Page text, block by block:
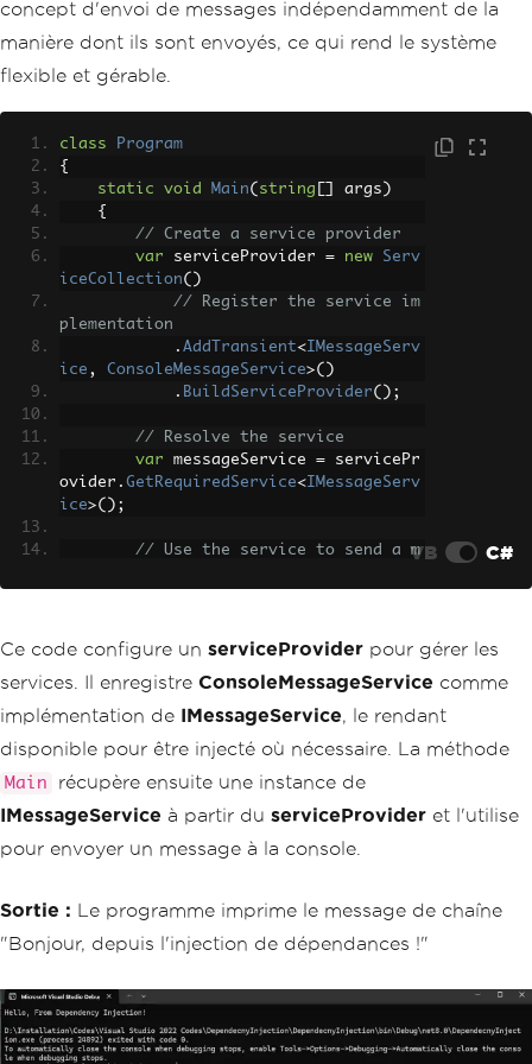
concept d'envoi de messages indépendamment de la
manière dont ils sont envoyés, ce qui rend le système
flexible et gérable.
class
Program
{
static
void Main( string args )
{
// Create a service provider
var serviceProvider = new
Serv
iceCollection()
// Register the service im
plementation
. AddTransient< IMessageServ
ice , ConsoleMessageService>()
. BuildServiceProvider();
// Resolve the service
var messageService = servicePr
ovider . GetRequiredService< IMessageServ
ice>();
// Use the service to send a mVB C#
Ce code configure un serviceProvider pour gérer les
services. Il enregistre ConsoleMessageService comme
implémentation de IMessageService, le rendant
disponible pour être injecté où nécessaire. La méthode
Main
récupère ensuite une instance de
IMessageService à partir du serviceProvider et l'utilise
pour envoyer un message à la console.
Sortie : Le programme imprime le message de chaîne
"Bonjour, depuis l'injection de dépendances !"